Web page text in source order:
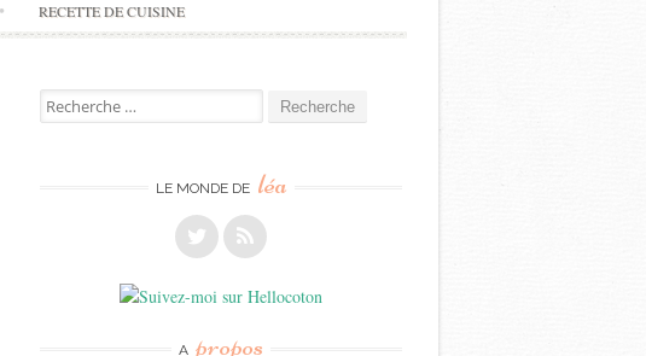
RECETTE DE CUISINE
Recherche
pour:
LE MONDE DE léa
A propos